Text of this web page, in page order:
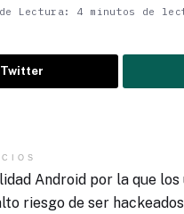
de Lectura: 4 minutos de
Twitter
Android por la que los
riesgo de ser